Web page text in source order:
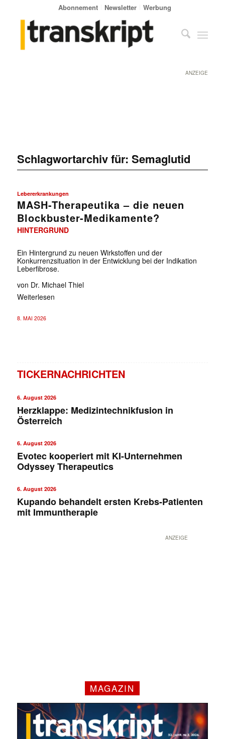
Abonnement Newsletter Werbung
ANZEIGE
Schlagwortarchiv für: Semaglutid
Lebererkrankungen
MASH-Therapeutika – die neuen
Blockbuster-Medikamente?
HINTERGRUND
Ein Hintergrund zu neuen Wirkstoffen und der
Konkurrenzsituation in der Entwicklung bei der Indikation
Leberfibrose.
von Dr. Michael Thiel
Weiterlesen
8. MAI 2026
TICKERNACHRICHTEN
6. August 2026
Herzklappe: Medizintechnikfusion in
Österreich
6. August 2026
Evotec kooperiert mit KI-Unternehmen
Odyssey Therapeutics
6. August 2026
Kupando behandelt ersten Krebs-Patienten
mit Immuntherapie
ANZEIGE
MAGAZIN